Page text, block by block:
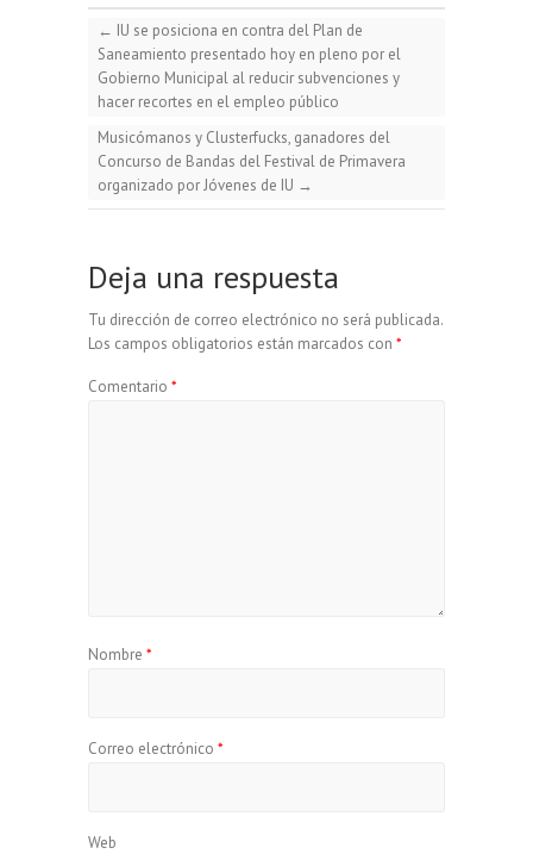
k
y
o
o
k
A
p
p
r
a
m
L
n
l
t
← IU se posiciona en contra del Plan de
Saneamiento presentado hoy en pleno por el
Gobierno Municipal al reducir subvenciones y
hacer recortes en el empleo público
Musicómanos y Clusterfucks, ganadores del
Concurso de Bandas del Festival de Primavera
organizado por Jóvenes de IU →
Deja una respuesta
Tu dirección de correo electrónico no será publicada.
Los campos obligatorios están marcados con *
Comentario *
Nombre *
Correo electrónico *
Web